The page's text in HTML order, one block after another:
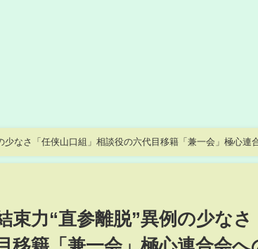
なさ「任侠山口組」相談役の六代目移籍「兼一会」極心連合
束力“直参離脱”異例の少なさ
移籍「兼一会」極心連合会へ